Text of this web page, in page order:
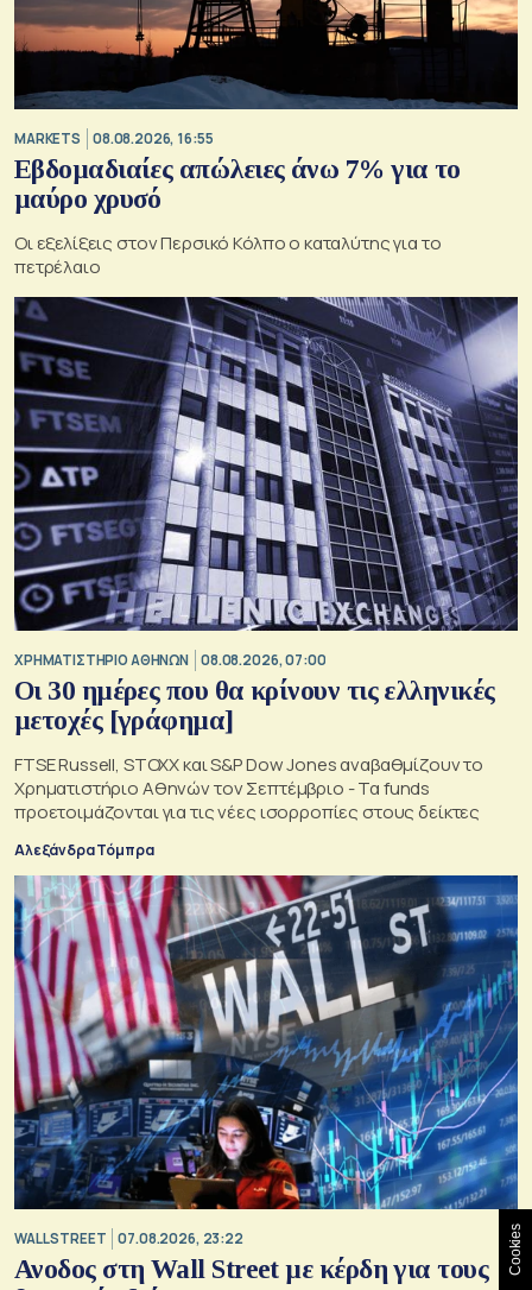
MARKETS 08.08.2026, 16:55
Εβδομαδιαίες απώλειες άνω 7% για το
μαύρο χρυσό
Οι εξελίξεις στον Περσικό Κόλπο ο καταλύτης για το
πετρέλαιο
XΡΗΜΑΤΙΣΤΗΡΙΟ ΑΘΗΝΩΝ 08.08.2026, 07:00
Οι 30 ημέρες που θα κρίνουν τις ελληνικές
μετοχές [γράφημα]
FTSE Russell, STOXX και S&P Dow Jones αναβαθμίζουν το
Χρηματιστήριο Αθηνών τον Σεπτέμβριο - Τα funds
προετοιμάζονται για τις νέες ισορροπίες στους δείκτες
Αλεξάνδρα Τόμπρα
WALL STREET 07.08.2026, 23:22
Ανοδος στη Wall Street με κέρδη για τους
Cookies